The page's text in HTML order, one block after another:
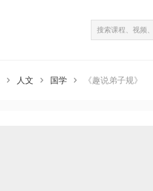
 人文  国学  《趣说弟子规》
（共10课）